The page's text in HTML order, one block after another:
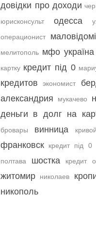
довідки про доходи
юрисконсульт
одесса
операционист
мелитополь мфо україна
картку кредит під 0
кредитов экономист
александрия
мукачево
деньги в долг на
бровары винница
франковск
кредит під 0
полтава
шостка кредит
житомир николаев
никополь